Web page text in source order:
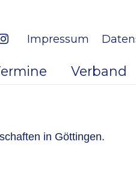
Impressum
Verband
in Göttingen.